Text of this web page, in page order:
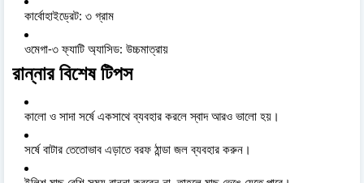
কার্বোহাইড্রেট: ৩ গ্রাম
ওমেগা-৩ ফ্যাটি অ্যাসিড: উচ্চমাত্রায়
রান্নার বিশেষ টিপস
কালো ও সাদা সর্ষে একসাথে ব্যবহার করলে স্বাদ আরও ভালো হয়।
সর্ষে বাটার তেতোভাব এড়াতে বরফ ঠান্ডা জল ব্যবহার করুন।